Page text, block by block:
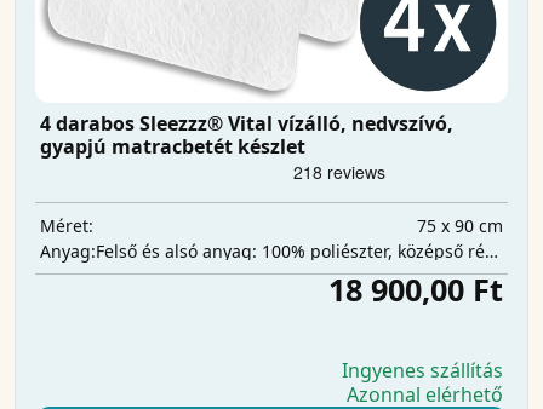
4 darabos Sleezzz® Vital vízálló, nedvszívó,
gyapjú matracbetét készlet
Méret:
75 x 90 cm
Anyag:
Felső és alsó anyag: 100% poliészter, középső réteg: 100% poliuretán, nedvszívó réteg: 100% poliészter.
18 900,00 Ft
Ingyenes szállítás
Azonnal elérhető